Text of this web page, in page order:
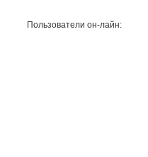
Пользователи он-лайн: